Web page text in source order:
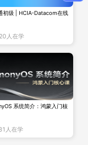
联网企业、初创企
认证的人员可
效地管理和维护数
有MySQL认证的专
初级 | HCIA-Datacom在线
人在学
系统简介：鸿蒙入门核
人在学